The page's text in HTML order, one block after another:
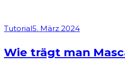
Tutorial5. März 2024
Wie trägt man